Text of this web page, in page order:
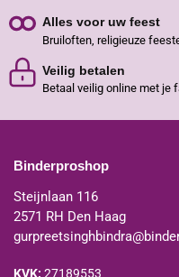
Alles voor uw feest
Bruiloften, religieuze
Veilig betalen
Betaal veilig online met je
Binderproshop
Steijnlaan 116
2571 RH Den Haag
KVK: 27189553